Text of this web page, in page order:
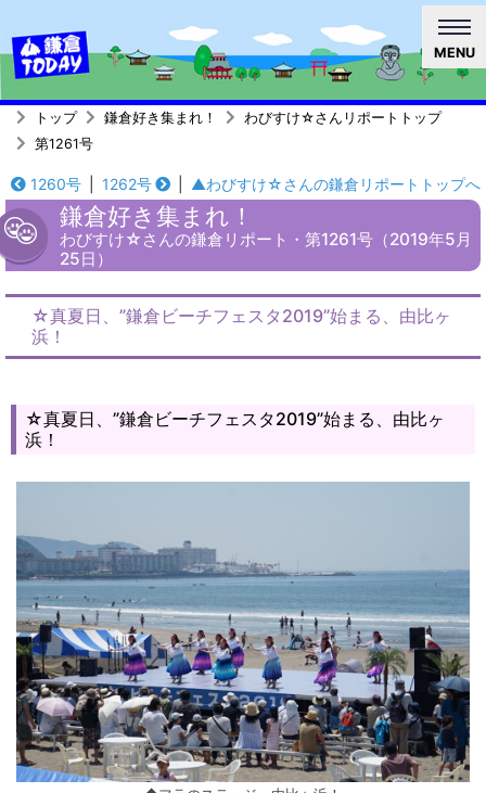
MENU
トップ 鎌倉好き集まれ！
わびすけ☆さんリポートトップ
第1261号
1260号 1262号 ▲わびすけ☆さんの鎌倉リポートトップへ
鎌倉好き集まれ！
わびすけ☆さんの鎌倉リポート・第1261号（2019年5月
25日）
☆真夏日、”鎌倉ビーチフェスタ2019”始まる、由比ヶ
浜！
☆真夏日、”鎌倉ビーチフェスタ2019”始まる、由比ヶ
浜！